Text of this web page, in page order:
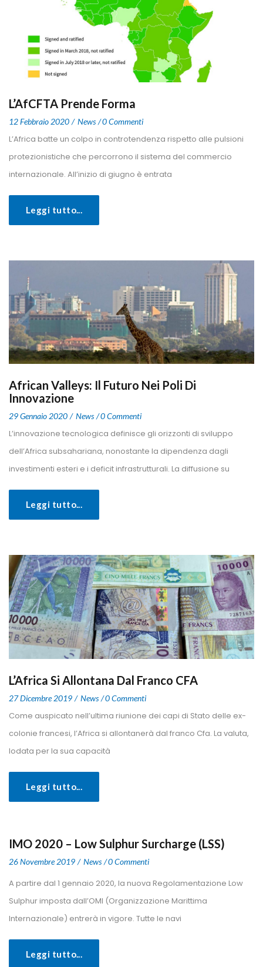
L’AfCFTA Prende Forma
12 Febbraio 2020 New 0 Commenti
L’Africa batte un colpo in controtendenza rispetto alle pulsioni
protezionistiche che percorrono il sistema del commercio
internazionale. All’inizio di giugno è entrata
Leggi tutto...
African Valleys: Il Futuro Nei Poli Di
Innovazione
29 Gennaio 2020 New 0 Commenti
L’innovazione tecnologica definisce gli orizzonti di sviluppo
dell’Africa subsahariana, nonostante la dipendenza dagli
investimenti esteri e i deficit infrastrutturali. La diffusione su
Leggi tutto...
L’Africa Si Allontana Dal Franco CFA
27 Dicembre 2019 New 0 Commenti
Come auspicato nell’ultima riunione dei capi di Stato delle ex-
colonie francesi, l’Africa si allontanerà dal franco Cfa. La valuta,
lodata per la sua capacità
Leggi tutto...
IMO 2020 – Low Sulphur Surcharge (LSS)
26 Novembre 2019 New 0 Commenti
A partire dal 1 gennaio 2020, la nuova Regolamentazione Low
Sulphur imposta dall’OMI (Organizzazione Marittima
Internazionale) entrerà in vigore. Tutte le navi
Leggi tutto...